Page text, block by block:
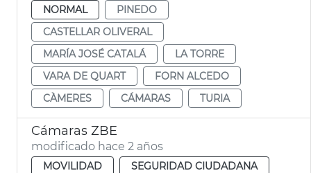
NORMAL
PINEDO
CASTELLAR OLIVERAL
MARÍA JOSÉ CATALÁ
LA TORRE
VARA DE QUART
FORN ALCEDO
CÀMERES
CÁMARAS TURIA
Cámaras ZBE
modificado hace 2 años
MOVILIDAD
SEGURIDAD CIUDADANA